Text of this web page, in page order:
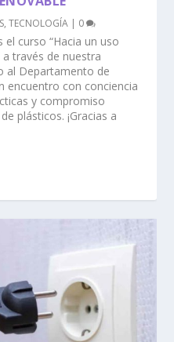
,TECNOLOGÍA | 0
el curso “Hacia un uso
través de nuestra
al Departamento de
encuentro con conciencia
y compromiso
plásticos. ¡Gracias a